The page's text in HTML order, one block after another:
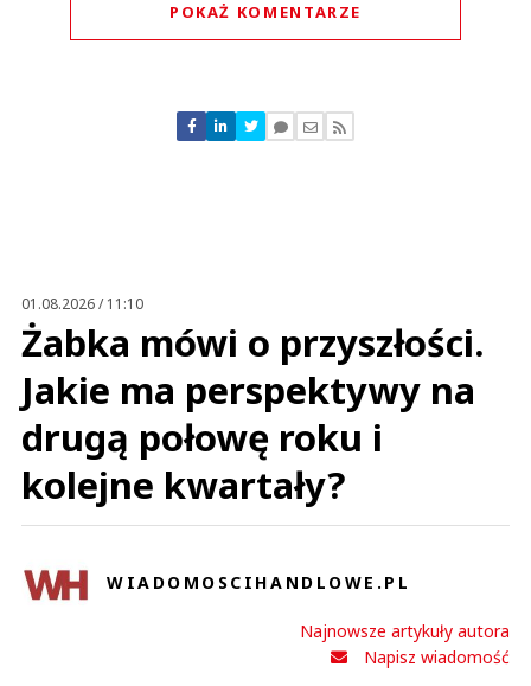
POKAŻ KOMENTARZE
Nie znaleziono komentarzy
Zostaw swoje komentarze
01.08.2026 / 11:10
Żabka mówi o przyszłości.
Jakie ma perspektywy na
drugą połowę roku i
kolejne kwartały?
WIADOMOSCIHANDLOWE.PL
Najnowsze artykuły autora
Napisz wiadomość